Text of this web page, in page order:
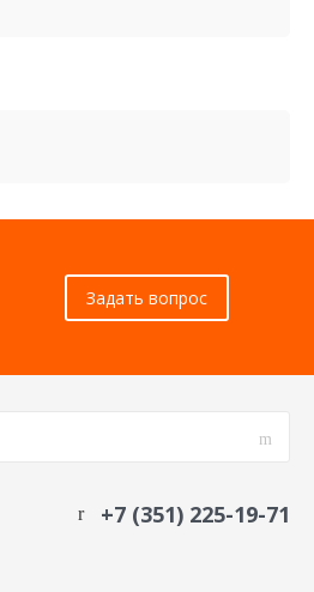
Задать вопрос
+7 (351) 225-19-71